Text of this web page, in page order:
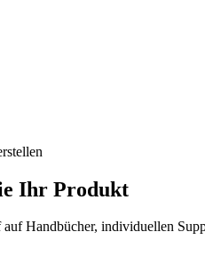
Ihr Produkt
Handbücher, individuellen